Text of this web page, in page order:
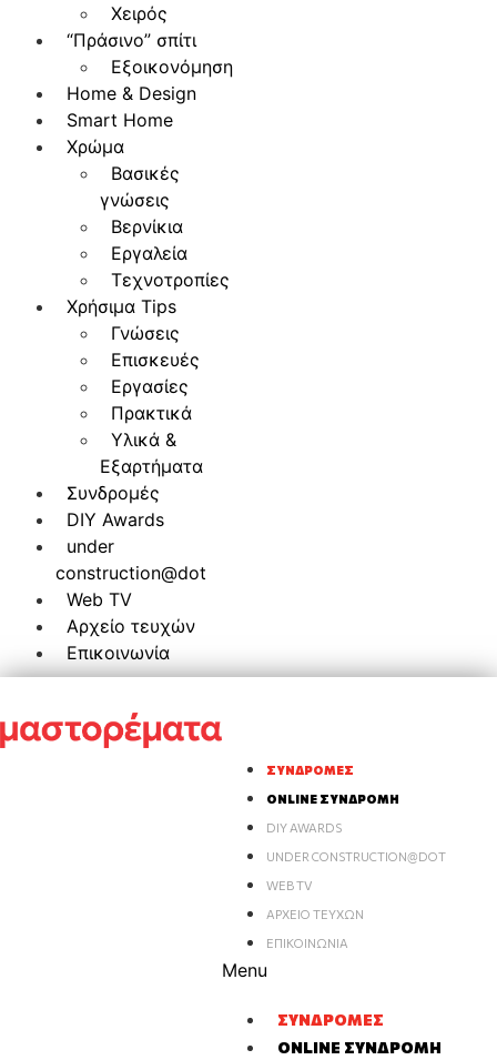
Χειρός
“Πράσινο” σπίτι
Εξοικονόμηση
Home & Design
Smart Home
Χρώμα
Βασικές
γνώσεις
Βερνίκια
Εργαλεία
Τεχνοτροπίες
Χρήσιμα Tips
Γνώσεις
Επισκευές
Εργασίες
Πρακτικά
Υλικά &
Εξαρτήματα
Συνδρομές
DIY Awards
under
construction@dot
Web TV
Αρχείο τευχών
Επικοινωνία
ΣΥΝΔΡΟΜΈΣ
ONLINE ΣΥΝΔΡΟΜΉ
DIY AWARDS
UNDER CONSTRUCTION@DOT
WEB TV
ΑΡΧΕΊΟ ΤΕΥΧΏΝ
ΕΠΙΚΟΙΝΩΝΊΑ
Menu
ΣΥΝΔΡΟΜΈΣ
ONLINE ΣΥΝΔΡΟΜΉ